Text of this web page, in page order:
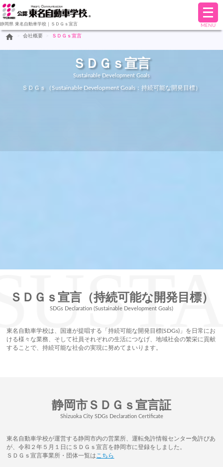
静岡県-東名自動車学校｜ＳＤＧｓ宣言
メ
ニ
ュ
を
開
く
MENU
home 会社概要 ＳＤＧｓ宣言
ＳＤＧｓ宣言
Sustainable Development Goals
ＳＤＧｓ（Sustainable Development Goals：持続可能な開発目標）
ＳＤＧｓ宣言（持続可能な開発目標）
SDGs Declaration (Sustainable Development Goals)
東名自動車学校は、国連が提唱する「持続可能な開発目標(SDGs)」を日常にお
ける様々な業務、そして社員それぞれの生活につなげ、地域社会の繁栄に貢献
することで、持続可能な社会の実現に努めてまいります。
静岡市ＳＤＧｓ宣言証
Shizuoka City SDGs Declaration Certificate
東名自動車学校が運営する静岡市内の営業所、運転免許情報センター免許ぴあ
が、令和２年５月１日にＳＤＧｓ宣言を静岡市に登録をしました。
ＳＤＧｓ宣言事業所・団体一覧は こちら